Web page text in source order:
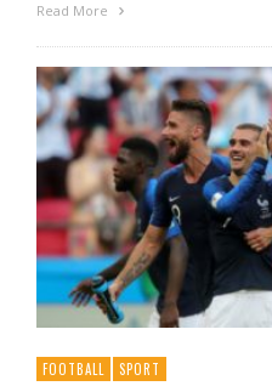
Read More
FOOTBALL SPORT